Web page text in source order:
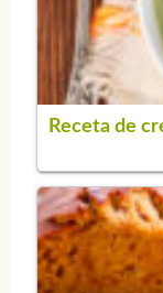
Receta de